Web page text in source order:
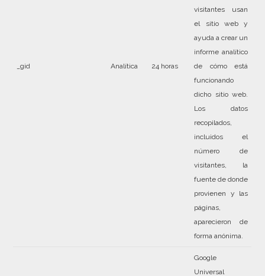
_gid Analítica 24 horas
visitantes usan
el sitio web y
ayuda a crear un
informe analítico
de cómo está
funcionando
dicho sitio web.
Los datos
recopilados,
incluidos el
número de
visitantes, la
fuente de donde
provienen y las
páginas,
aparecieron de
forma anónima.
Google
Universal